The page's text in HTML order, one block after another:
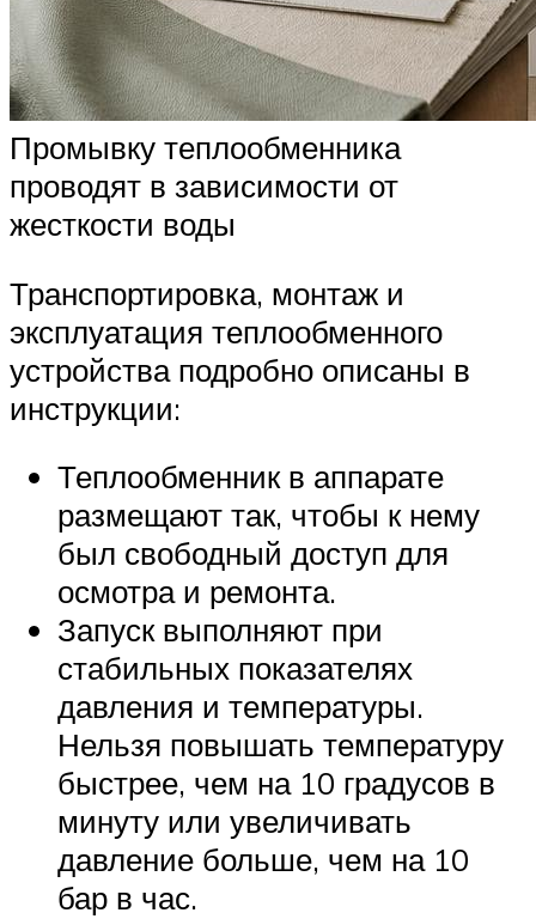
Промывку теплообменника
проводят в зависимости от
жесткости воды
Транспортировка, монтаж и
эксплуатация теплообменного
устройства подробно описаны в
инструкции:
Теплообменник в аппарате
размещают так, чтобы к нему
был свободный доступ для
осмотра и ремонта.
Запуск выполняют при
стабильных показателях
давления и температуры.
Нельзя повышать температуру
быстрее, чем на 10 градусов в
минуту или увеличивать
давление больше, чем на 10
бар в час.